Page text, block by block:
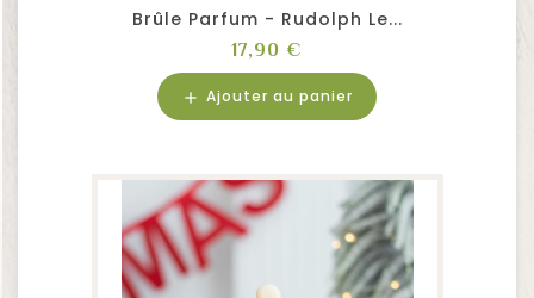
Brûle Parfum - Rudolph Le...
Prix
17,90 €
add Ajouter au panier